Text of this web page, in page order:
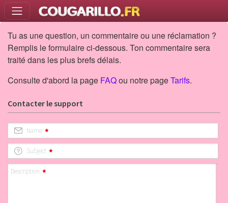
Tu as une question, un commentaire ou une réclamation ?
Remplis le formulaire ci-dessous. Ton commentaire sera
traité dans les plus brefs délais.
Consulte d'abord la page FAQou notre pageTarifs.